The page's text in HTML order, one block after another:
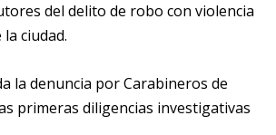
del delito de robo con violencia
ciudad.
la denuncia por Carabineros de
primeras diligencias investigativas